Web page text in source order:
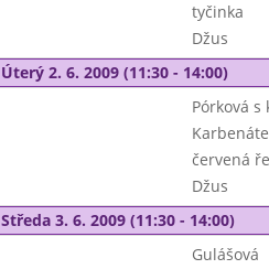
tyčinka
Džus
Úterý 2. 6. 2009 (11:30 - 14:00)
Pórková s
červená
Džus
Středa 3. 6. 2009 (11:30 - 14:00)
Gulášová